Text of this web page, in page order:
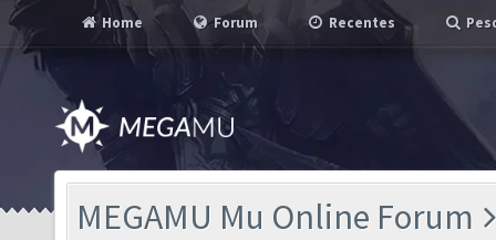
Home Forum Recentes
MEGAMU Mu Online Forum